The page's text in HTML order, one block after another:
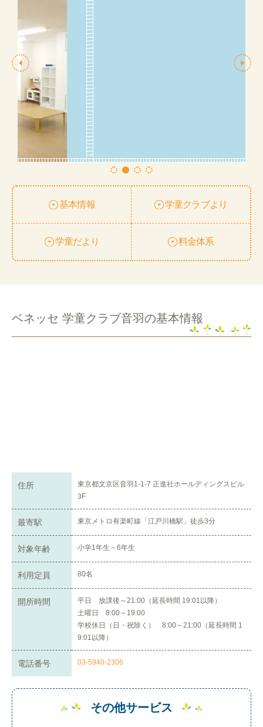
基本情報 学童クラブより
学童だより 料金体系
ベネッセ 学童クラブ音羽の基本情報
住所
東京都文京区音羽1-1-7 正進社ホールディングスビル
3F
最寄駅 東京メトロ有楽町線「江戸川橋駅」徒歩3分
対象年齢 小学1年生～6年生
利用定員 80名
開所時間
平日 放課後～21:00（延長時間 19:01以降）
土曜日 8:00～19:00
学校休日（日・祝除く） 8:00～21:00（延長時間 1
9:01以降）
電話番号 03-5940-2306
その他サービス